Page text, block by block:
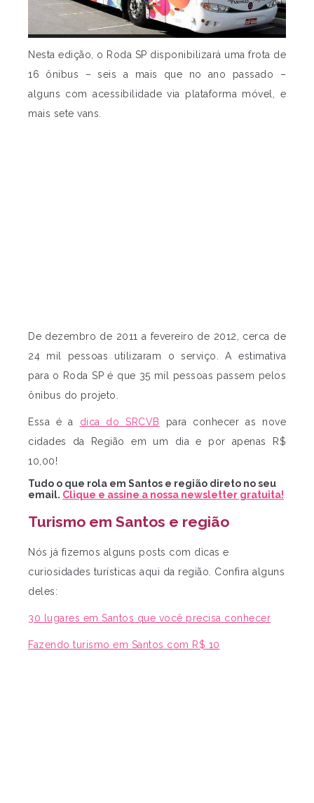
Nesta edição, o Roda SP disponibilizará uma frota de
16 ônibus – seis a mais que no ano passado –
alguns com acessibilidade via plataforma móvel, e
mais sete vans.
De dezembro de 2011 a fevereiro de 2012, cerca de
24 mil pessoas utilizaram o serviço. A estimativa
para o Roda SP é que 35 mil pessoas passem pelos
ônibus do projeto.
Essa é a dica do SRCVB
para conhecer as nove
cidades da Região em um dia e por apenas R$
10,00!
Tudo o que rola em Santos e região direto no seu
email. Clique e assine a nossa newsletter gratuita!
Turismo em Santos e região
Nós já fizemos alguns posts com dicas e
curiosidades turísticas aqui da região. Confira alguns
deles:
30 lugares em Santos que você precisa conhecer
Fazendo turismo em Santos com R$ 10